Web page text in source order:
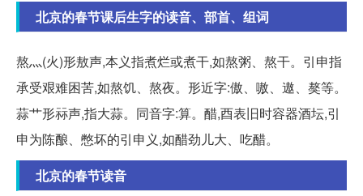
北京的春节课后生字的读音、部首、组词
熬灬(火)形敖声,本义指煮烂或煮干,如熬粥、熬干。引申指
承受艰难困苦,如熬饥、熬夜。形近字:傲、嗷、遨、獒等。
蒜艹形祘声,指大蒜。同音字:算。醋,酉表旧时容器酒坛,引
申为陈酿、憋坏的引申义,如醋劲儿大、吃醋。
北京的春节读音